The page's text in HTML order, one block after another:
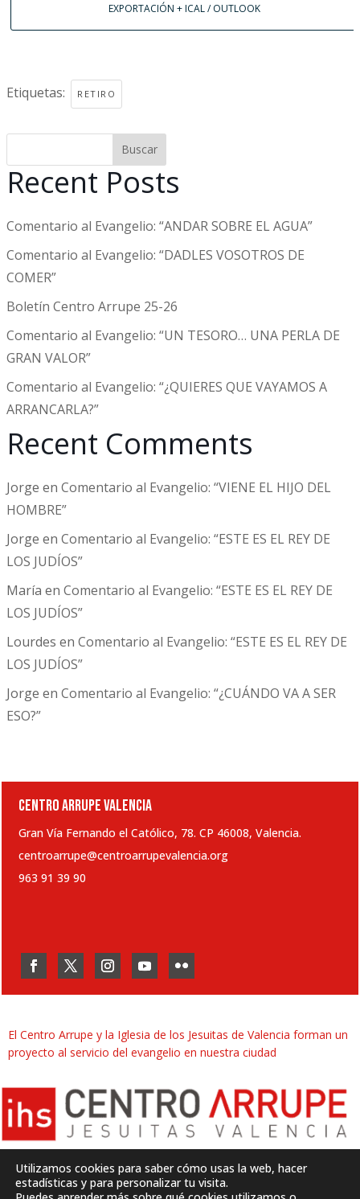
EXPORTACIÓN + ICAL / OUTLOOK
Etiquetas: RETIRO
Buscar
Recent Posts
Comentario al Evangelio: “ANDAR SOBRE EL AGUA”
Comentario al Evangelio: “DADLES VOSOTROS DE
COMER”
Boletín Centro Arrupe 25-26
Comentario al Evangelio: “UN TESORO… UNA PERLA DE
GRAN VALOR”
Comentario al Evangelio: “¿QUIERES QUE VAYAMOS A
ARRANCARLA?”
Recent Comments
Jorge en Comentario al Evangelio: “VIENE EL HIJO DEL
HOMBRE”
Jorge en Comentario al Evangelio: “ESTE ES EL REY DE
LOS JUDÍOS”
María en Comentario al Evangelio: “ESTE ES EL REY DE
LOS JUDÍOS”
Lourdes en Comentario al Evangelio: “ESTE ES EL REY DE
LOS JUDÍOS”
Jorge en Comentario al Evangelio: “¿CUÁNDO VA A SER
ESO?”
CENTRO ARRUPE VALENCIA
Gran Vía Fernando el Católico, 78. CP 46008, Valencia.
centroarrupe@centroarrupevalencia.org
963 91 39 90
El Centro Arrupe y la Iglesia de los Jesuitas de Valencia forman un
proyecto al servicio del evangelio en nuestra ciudad
Utilizamos cookies para saber cómo usas la web, hacer
estadísticas y para personalizar tu visita.